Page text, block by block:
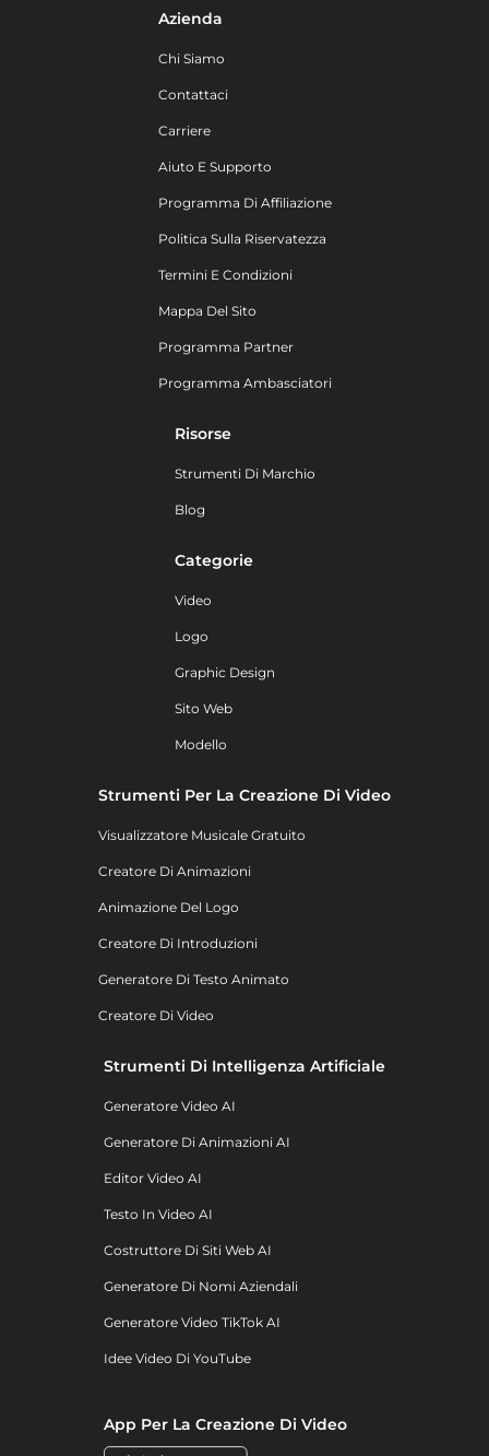
Azienda
Chi Siamo
Contattaci
Carriere
Aiuto E Supporto
Programma Di Affiliazione
Politica Sulla Riservatezza
Termini E Condizioni
Mappa Del Sito
Programma Partner
Programma Ambasciatori
Risorse
Strumenti Di Marchio
Blog
Categorie
Video
Logo
Graphic Design
Sito Web
Modello
Strumenti Per La Creazione Di Video
Visualizzatore Musicale Gratuito
Creatore Di Animazioni
Animazione Del Logo
Creatore Di Introduzioni
Generatore Di Testo Animato
Creatore Di Video
Strumenti Di Intelligenza Artificiale
Generatore Video AI
Generatore Di Animazioni AI
Editor Video AI
Testo In Video AI
Costruttore Di Siti Web AI
Generatore Di Nomi Aziendali
Generatore Video TikTok AI
Idee Video Di YouTube
App Per La Creazione Di Video